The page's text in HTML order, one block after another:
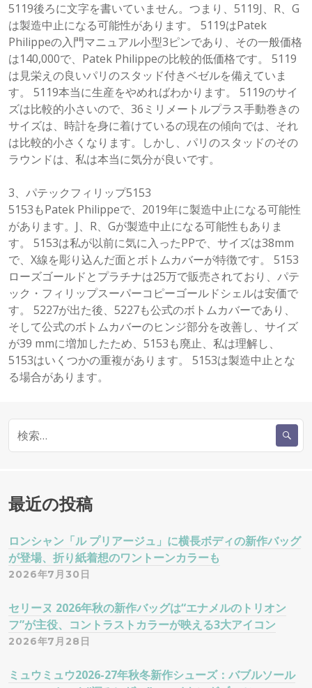
5119後ろに文字を書いていません。つまり、5119J、R、G
は製造中止になる可能性があります。 5119はPatek
Philippeの入門マニュアル小型3ピンであり、その一般価格
は140,000で、Patek Philippeの比較的低価格です。 5119
は見栄えの良いパリのスタッド付きベゼルを備えていま
す。 5119本当に生産をやめればわかります。 5119のサイ
ズは比較的小さいので、36ミリメートルプラス手動巻きの
サイズは、時計を身に着けているの現在の傾向では、それ
は比較的小さくなります。しかし、パリのスタッドのその
ラウンドは、私は本当に気分が良いです。
3、パテックフィリップ5153
5153もPatek Philippeで、2019年に製造中止になる可能性
があります。J、R、Gが製造中止になる可能性もありま
す。 5153は私が以前に気に入ったPPで、サイズは38mm
で、X線を彫り込んだ面とボトムカバーが特徴です。 5153
ローズゴールドとプラチナは25万で販売されており、パテ
ック・フィリップスーパーコピーゴールドシェルは安価で
す。 5227が出た後、5227も公式のボトムカバーであり、
そして公式のボトムカバーのヒンジ部分を改善し、サイズ
が39 mmに増加したため、5153も廃止、私は理解し、
5153はいくつかの重複があります。 5153は製造中止とな
る場合があります。
検
索
最近の投稿
ロンシャン「ル プリアージュ」に横長ボディの新作バッグ
が登場、折り紙着想のワントーンカラーも
2026年7月30日
セリーヌ 2026年秋の新作バッグは“エナメルのトリオン
フ”が主役、コントラストカラーが映える3大アイコン
2026年7月28日
ミュウミュウ2026-27年秋冬新作シューズ：バブルソール